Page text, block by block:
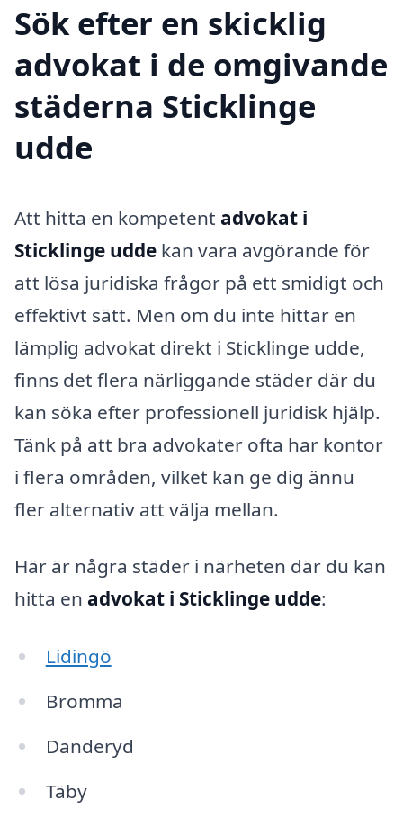
Sök efter en skicklig
advokat i de omgivande
städerna Sticklinge
udde
Att hitta en kompetent advokat i
Sticklinge udde kan vara avgörande för
att lösa juridiska frågor på ett smidigt och
effektivt sätt. Men om du inte hittar en
lämplig advokat direkt i Sticklinge udde,
finns det flera närliggande städer där du
kan söka efter professionell juridisk hjälp.
Tänk på att bra advokater ofta har kontor
i flera områden, vilket kan ge dig ännu
fler alternativ att välja mellan.
Här är några städer i närheten där du kan
hitta en advokat i Sticklinge udde:
Lidingö
Bromma
Danderyd
Täby